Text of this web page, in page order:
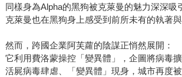
同樣身為Alpha的黑狗被克萊曼的魅力深深吸
克萊曼也在黑狗身上感受到前所未有的執著與
然而，跨國企業阿芙蘿的陰謀正悄然展開：
它利用費洛蒙操控「變異體」，企圖將病毒擴
活屍病毒肆虐、「變異體」現身，城市再度被